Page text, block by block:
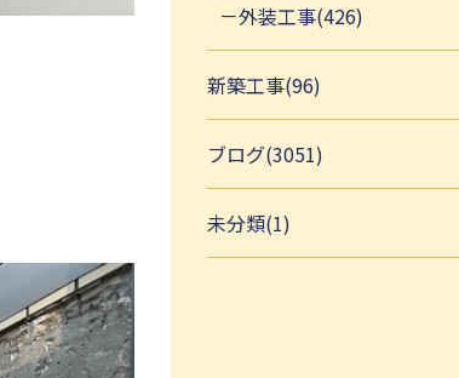
外装工事(426)
新築工事(96)
ブログ(3051)
未分類(1)